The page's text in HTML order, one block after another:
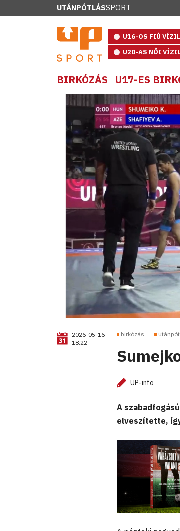
UTÁNPÓTLÁSSPORT
U16-OS FIÚ
U20-AS NŐI
BIRKÓZÁS U17-ES
2026-05-16
18:22
birkózás
UP-info
A
elveszítette,